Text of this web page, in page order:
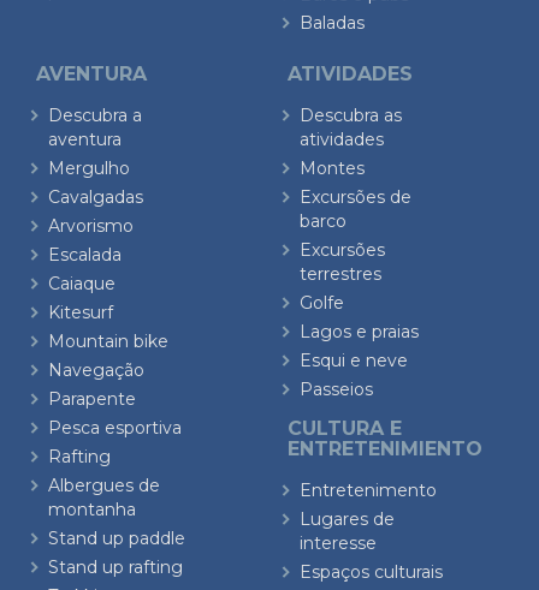
Baladas
AVENTURA
Descubra a
aventura
Mergulho
Cavalgadas
Arvorismo
Escalada
Caiaque
Kitesurf
Mountain bike
Navegação
Parapente
Pesca esportiva
Rafting
Albergues de
montanha
Stand up paddle
Stand up rafting
ATIVIDADES
Descubra as
atividades
Montes
Excursões de
barco
Excursões
terrestres
Golfe
Lagos e praias
Esqui e neve
Passeios
CULTURA E
ENTRETENIMIENTO
Entretenimento
Lugares de
interesse
Espaços culturais